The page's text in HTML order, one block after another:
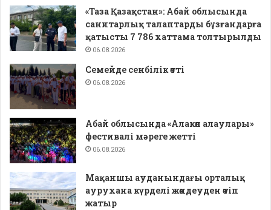
«Таза Қазақстан»: Абай облысында
санитарлық талаптарды бұзғандарға
қатысты 7 786 хаттама толтырылды
06.08.2026
Семейде сенбілік өтті
06.08.2026
Абай облысында «Алакөл алаулары»
фестивалі мәреге жетті
06.08.2026
Мақаншы ауданындағы орталық
аурухана күрделі жөндеуден өтіп
жатыр